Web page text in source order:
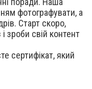
фотографувати, а
Старт скоро,
зроби свій контент
сертифікат, який